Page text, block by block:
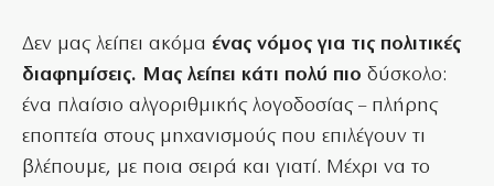
Δεν μας λείπει ακόμα ένας νόμος για τις πολιτικές
διαφημίσεις. Μας λείπει κάτι πολύ πιο δύσκολο:
ένα πλαίσιο αλγοριθμικής λογοδοσίας – πλήρης
εποπτεία στους μηχανισμούς που επιλέγουν τι
βλέπουμε, με ποια σειρά και γιατί. Μέχρι να το